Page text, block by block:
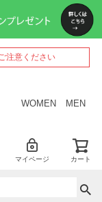
注意ください
WOMEN MEN
マイページ カート
ペー
ジト
ップ
へ